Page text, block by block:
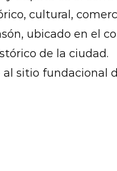
cultural,
ubicado en el
de la ciudad.
al sitio fundacional